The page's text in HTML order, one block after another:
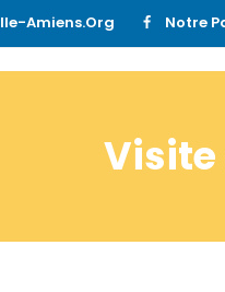
Amiens.org Notre
Visite